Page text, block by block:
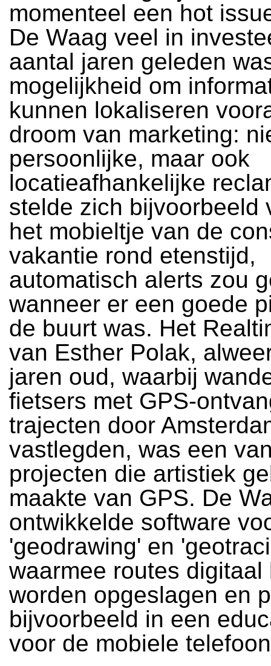
momenteel een hot
De Waag veel in
aantal jaren geleden
mogelijkheid om
kunnen lokaliseren
droom van marketing:
persoonlijke, maar ook
locatieafhankelijke
stelde zich bijvoorbeeld
het mobieltje van de
vakantie rond etenstijd,
automatisch alerts zou
wanneer er een goede
de buurt was. Het
van Esther Polak,
jaren oud, waarbij
fietsers met GPS-
trajecten door
vastlegden, was een
projecten die artistiek
maakte van GPS. De
ontwikkelde software
'geodrawing' en
waarmee routes digitaal
worden opgeslagen en
bijvoorbeeld in een
voor de mobiele